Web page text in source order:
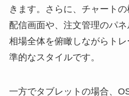
きます。さらに、チャート
配信画面や、注文管理のパネ
相場全体を俯瞰しながらト
準的なスタイルです。
一方でタブレットの場合、